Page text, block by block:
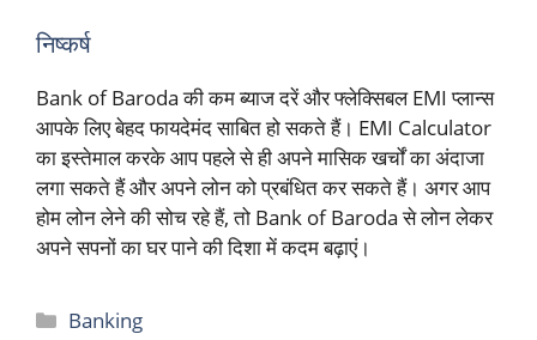
निष्कर्ष
Bank of Baroda की कम ब्याज दरें और फ्लेक्सिबल EMI प्लान्स
आपके लिए बेहद फायदेमंद साबित हो सकते हैं। EMI Calculator
का इस्तेमाल करके आप पहले से ही अपने मासिक खर्चों का अंदाजा
लगा सकते हैं और अपने लोन को प्रबंधित कर सकते हैं। अगर आप
होम लोन लेने की सोच रहे हैं, तो Bank of Baroda से लोन लेकर
अपने सपनों का घर पाने की दिशा में कदम बढ़ाएं।
Categories
Banking